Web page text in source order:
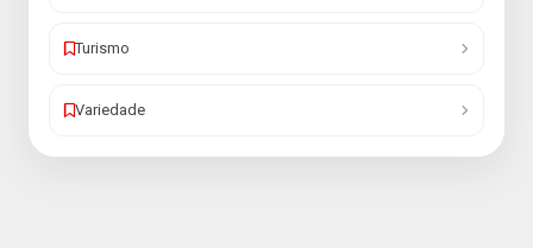
Turismo
Variedade